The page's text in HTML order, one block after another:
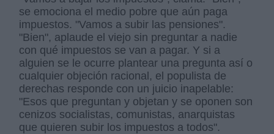
se emociona el medio pobre que aún paga
impuestos. "Vamos a subir las pensiones".
"Bien", aplaude el viejo sin preguntar a nadie
con qué impuestos se van a pagar. Y si a
alguien se le ocurre plantear una pregunta así o
cualquier objeción racional, el populista de
derechas responde con un juicio inapelable:
"Esos que preguntan y objetan y se oponen son
cenizos socialistas, comunistas, anarquistas
que quieren subir los impuestos a todos".